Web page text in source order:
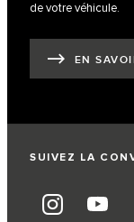
de votre véhicule.
EN
SUIVEZ LA